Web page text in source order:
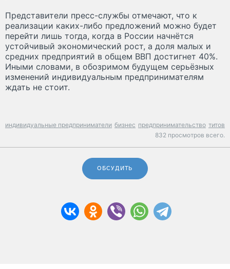
Представители пресс-службы отмечают, что к
реализации каких-либо предложений можно будет
перейти лишь тогда, когда в России начнётся
устойчивый экономический рост, а доля малых и
средних предприятий в общем ВВП достигнет 40%.
Иными словами, в обозримом будущем серьёзных
изменений индивидуальным предпринимателям
ждать не стоит.
индивидуальные предприниматели бизнес предпринимательство титов
832 просмотров всего.
ОБСУДИТЬ